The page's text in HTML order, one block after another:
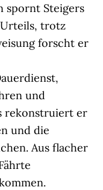
spornt Steigers
trotz
forscht er
und
rekonstruiert er
und die
Aus flacher